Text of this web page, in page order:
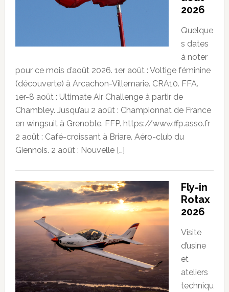
2026
Quelque
s dates
à noter
pour ce mois d’août 2026. 1er août : Voltige féminine
(découverte) à Arcachon-Villemarie. CRA10. FFA.
1er-8 août : Ultimate Air Challenge à partir de
Chambley. Jusqu’au 2 août : Championnat de France
en wingsuit à Grenoble. FFP. https://www.ffp.asso.fr
2 août : Café-croissant à Briare. Aéro-club du
Giennois. 2 août : Nouvelle […]
Fly-in
Rotax
2026
Visite
d’usine
et
ateliers
techniqu